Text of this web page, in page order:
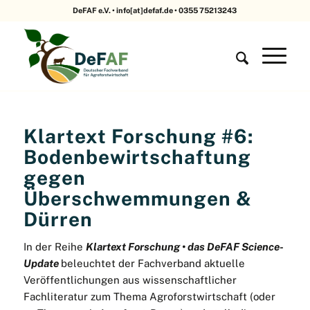
DeFAF e.V. • info[at]defaf.de • 0355 75213243
Klartext Forschung #6:
Bodenbewirtschaftung
gegen
Überschwemmungen &
Dürren
In der Reihe Klartext Forschung • das DeFAF Science-
Update beleuchtet der Fachverband aktuelle
Veröffentlichungen aus wissenschaftlicher
Fachliteratur zum Thema Agroforstwirtschaft (oder